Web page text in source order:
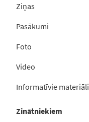
Ziņas
Pasākumi
Foto
Video
Informatīvie materiāli
Zinātniekiem